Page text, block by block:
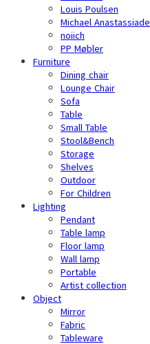
Louis Poulsen
Michael Anastassiade
noiich
PP Møbler
Furniture
Dining chair
Lounge Chair
Sofa
Table
Small Table
Stool&Bench
Storage
Shelves
Outdoor
For Children
Lighting
Pendant
Table lamp
Floor lamp
Wall lamp
Portable
Artist collection
Object
Mirror
Fabric
Tableware